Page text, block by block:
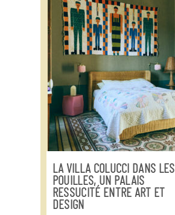
LA VILLA COLUCCI DANS LES
POUILLES, UN PALAIS
RESSUCITÉ ENTRE ART ET
DESIGN